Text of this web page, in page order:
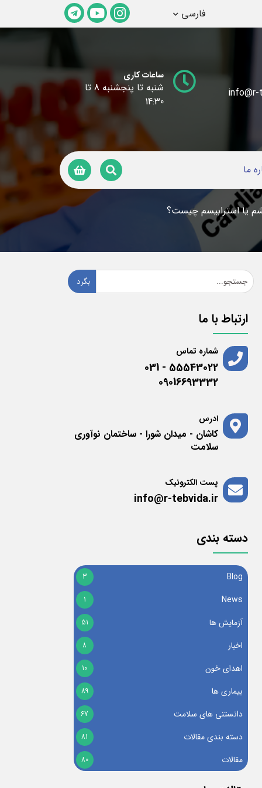
فارسی
ساعات کاری
شنبه تا پنجشنبه 8 تا
14:30
ما
یا استرابیسم چیست؟
بگرد
ارتباط با ما
شماره تماس
55543022 - 031
09016693332
ادرس
کاشان - میدان شورا - ساختمان نوآوری
سلامت
پست الکترونیک
info@r-tebvida.ir
دسته بندی
Blog
3
News
1
آزمایش ها 51
اخبار 8
اهدای خون 10
بیماری ها 89
دانستنی های سلامت 67
دسته بندی مقالات 81
مقالات 80